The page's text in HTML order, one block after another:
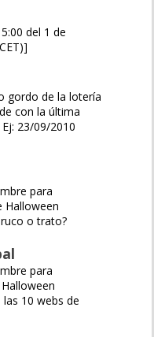
del 1 de
gordo de la lotería
con la última
23/09/2010
para
Halloween
o trato?
para
10 webs de